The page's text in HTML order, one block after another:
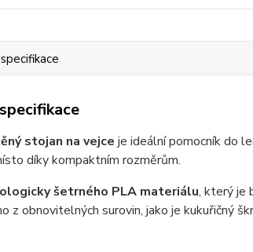
stojan na vejce je ideální pomocník do
díky kompaktním rozměrům.
šetrného PLA materiálu, který je
z obnovitelných surovin, jako je kukuřičný